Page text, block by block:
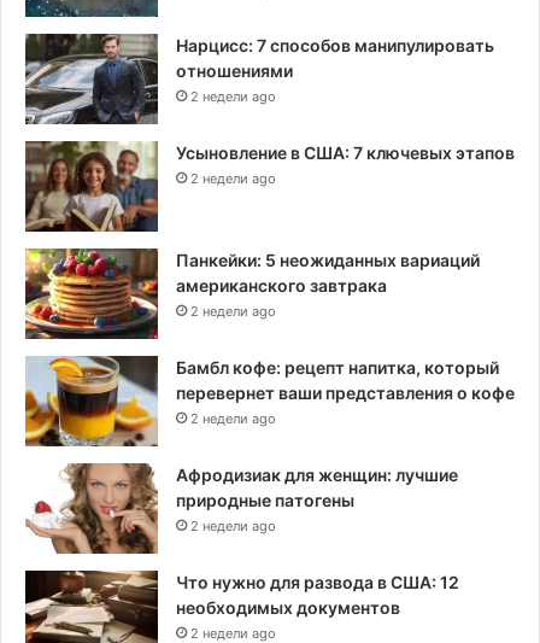
Нарцисс: 7 способов манипулировать
отношениями
2 недели ago
Усыновление в США: 7 ключевых этапов
2 недели ago
Панкейки: 5 неожиданных вариаций
американского завтрака
2 недели ago
Бамбл кофе: рецепт напитка, который
перевернет ваши представления о кофе
2 недели ago
Афродизиак для женщин: лучшие
природные патогены
2 недели ago
Что нужно для развода в США: 12
необходимых документов
2 недели ago